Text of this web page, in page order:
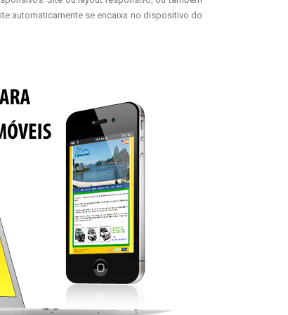
automaticamente se encaixa no dispositivo do